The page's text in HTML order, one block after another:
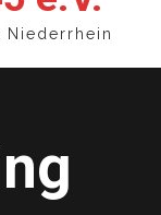
Niederrhein